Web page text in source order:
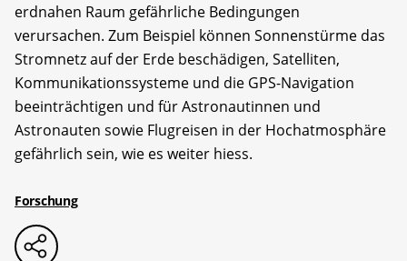
erdnahen Raum gefährliche Bedingungen
verursachen. Zum Beispiel können Sonnenstürme das
Stromnetz auf der Erde beschädigen, Satelliten,
Kommunikationssysteme und die GPS-Navigation
beeinträchtigen und für Astronautinnen und
Astronauten sowie Flugreisen in der Hochatmosphäre
gefährlich sein, wie es weiter hiess.
Forschung